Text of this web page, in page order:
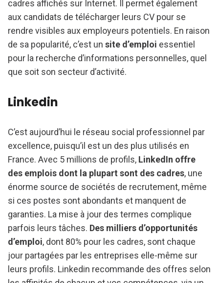
cadres affichés sur Internet. Il permet également
aux candidats de télécharger leurs CV pour se
rendre visibles aux employeurs potentiels. En raison
de sa popularité, c’est un site d’emploi essentiel
pour la recherche d’informations personnelles, quel
que soit son secteur d’activité.
Linkedin
C’est aujourd’hui le réseau social professionnel par
excellence, puisqu’il est un des plus utilisés en
France. Avec 5 millions de profils, LinkedIn offre
des emplois dont la plupart sont des cadres, une
énorme source de sociétés de recrutement, même
si ces postes sont abondants et manquent de
garanties. La mise à jour des termes complique
parfois leurs tâches. Des milliers d’opportunités
d’emploi, dont 80% pour les cadres, sont chaque
jour partagées par les entreprises elle-même sur
leurs profils. Linkedin recommande des offres selon